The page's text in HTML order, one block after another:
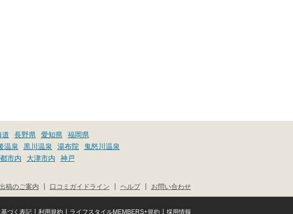
道 長野県 愛知県
福岡県
温泉 黒川温泉 湯布院
鬼怒川温泉
市内 大津市内
神戸
お問い合わせ
ヘルプ
口コミガイドライン
稿のご案内
採用情報
ライフスタイルMEMBERS+規約
利用規約
づく表記